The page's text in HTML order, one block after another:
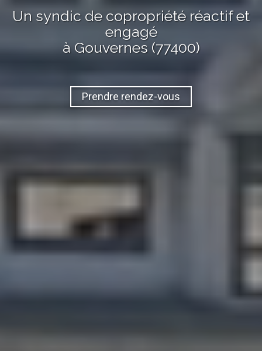
Un syndic de copropriété réactif et
engagé
à Gouvernes (77400)
Prendre rendez-vous